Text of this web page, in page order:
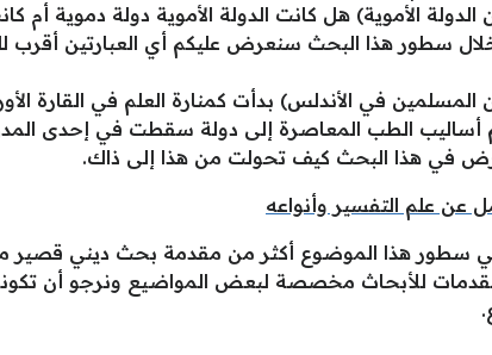
الأموية) هل كانت الدولة الأموية دولة دموية أم
سطور هذا البحث سنعرض عليكم أي العبارتين أقرب
في الأندلس) بدأت كمنارة العلم في القارة
أساليب الطب المعاصرة إلى دولة سقطت في إحدى
في هذا البحث كيف تحولت من هذا إلى ذاك.
عن علم التفسير وأنواعه
سطور هذا الموضوع أكثر من مقدمة بحث ديني قصير
للأبحاث مخصصة لبعض المواضيع ونرجو أن